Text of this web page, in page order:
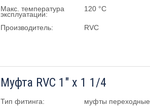
Макс. температура
эксплуатации:
120 °C
Производитель: RVC
Муфта RVC 1" х 1 1/4
Тип фитинга:
муфты переходные